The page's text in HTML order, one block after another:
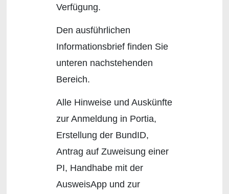
Verfügung.
Den ausführlichen
Informationsbrief finden Sie
unteren nachstehenden
Bereich.
Alle Hinweise und Auskünfte
zur Anmeldung in Portia,
Erstellung der BundID,
Antrag auf Zuweisung einer
PI, Handhabe mit der
AusweisApp und zur